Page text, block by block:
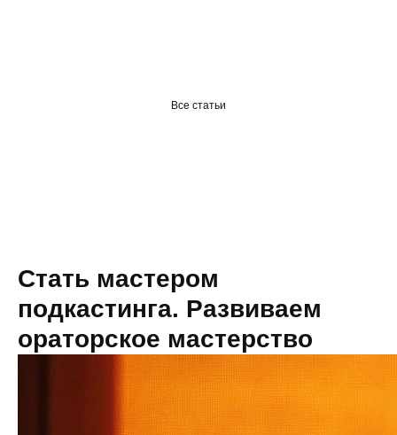
Все статьи
Стать мастером
подкастинга. Развиваем
ораторское мастерство